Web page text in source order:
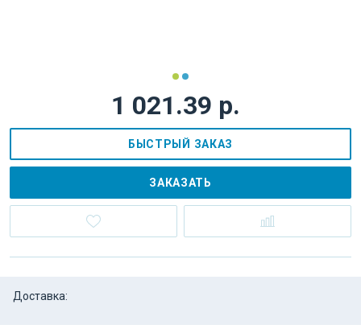
1 021.39 р.
БЫСТРЫЙ ЗАКАЗ
ЗАКАЗАТЬ
Доставка: